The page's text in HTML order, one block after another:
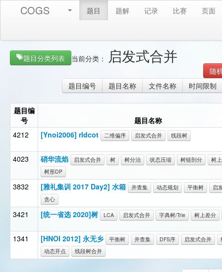
COGS 题目 题解 记录 比赛 页面
题目分类列表 当前分类： 启发式合并
随
题目编号
题目名称 文件名称 时间限制
题目编
号
题目名称
4212
[Ynoi2006] rldcot 二维偏序 启发式合并 线段树
4023 硝华流焰 启发式合并 树 树分治 状态压缩 树链剖分
树
树形DP
3832 [雅礼集训 2017 Day2] 水箱 并查集 动态规划 平衡树
启
贪心
3421 [统一省选 2020]树 LCA 启发式合并 字典树/Trie 树上差分
1341 [HNOI 2012] 永无乡 平衡树 并查集 DFS序 启发式合并
动态开点
线段树合并